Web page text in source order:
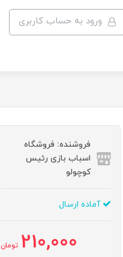
ورود به حساب کاربری
فروشنده: فروشگاه
اسباب بازی رئیس
کوچولو
آماده ارسال
210,000 تومان